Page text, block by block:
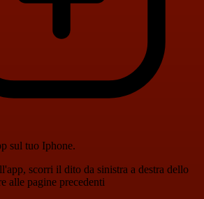
sul tuo Iphone.
scorri il dito da sinistra a destra dello
alle pagine precedenti